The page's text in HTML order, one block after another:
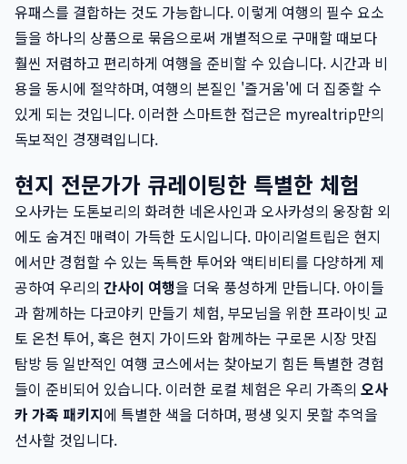
유패스를 결합하는 것도 가능합니다. 이렇게 여행의 필수 요소
들을 하나의 상품으로 묶음으로써 개별적으로 구매할 때보다
훨씬 저렴하고 편리하게 여행을 준비할 수 있습니다. 시간과 비
용을 동시에 절약하며, 여행의 본질인 '즐거움'에 더 집중할 수
있게 되는 것입니다. 이러한 스마트한 접근은 myrealtrip만의
독보적인 경쟁력입니다.
현지 전문가가 큐레이팅한 특별한 체험
오사카는 도톤보리의 화려한 네온사인과 오사카성의 웅장함 외
에도 숨겨진 매력이 가득한 도시입니다. 마이리얼트립은 현지
에서만 경험할 수 있는 독특한 투어와 액티비티를 다양하게 제
공하여 우리의 간사이 여행을 더욱 풍성하게 만듭니다. 아이들
과 함께하는 다코야키 만들기 체험, 부모님을 위한 프라이빗 교
토 온천 투어, 혹은 현지 가이드와 함께하는 구로몬 시장 맛집
탐방 등 일반적인 여행 코스에서는 찾아보기 힘든 특별한 경험
들이 준비되어 있습니다. 이러한 로컬 체험은 우리 가족의 오사
카 가족 패키지에 특별한 색을 더하며, 평생 잊지 못할 추억을
선사할 것입니다.